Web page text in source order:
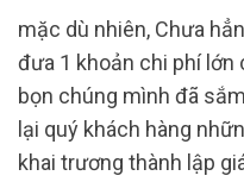
mặc dù nhiên, Chưa
đưa 1 khoản chi phí lớn
bọn chúng mình đã
lại quý khách hàng
khai trương thành lập